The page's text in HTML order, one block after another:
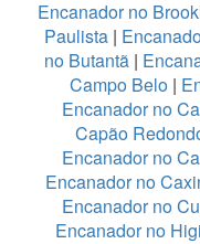
Encanador no
Paulista|
no Butantã|
Campo Belo |
Encanador no
Capão
Encanador no
Encanador no
Encanador no
Encanador no